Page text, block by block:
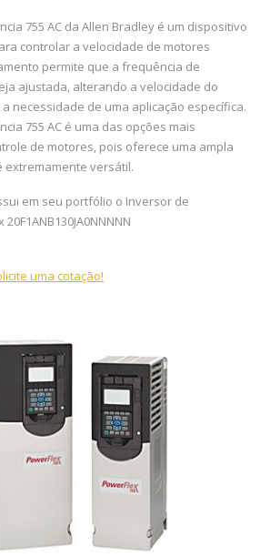
755 AC da Allen Bradley é um dispositivo
controlar a velocidade de motores
permite que a frequência de
ajustada, alterando a velocidade do
necessidade de uma aplicação específica.
755 AC é uma das opções mais
de motores, pois oferece uma ampla
extremamente versátil.
em seu portfólio o Inversor de
uma cotação!